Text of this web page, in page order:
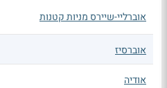
אוברליי-שיירס מניות קטנות
אוברסיז
אודיה